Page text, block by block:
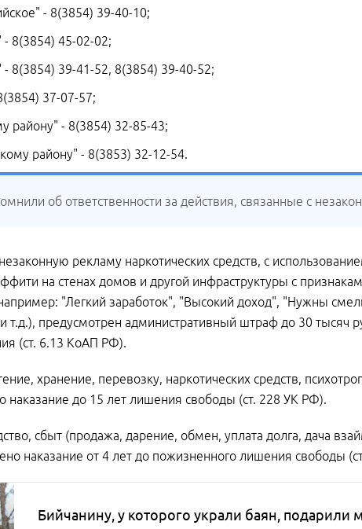
- 8(3854) 39-40-10;
8(3854) 45-02-02;
8(3854) 39-41-52, 8(3854) 39-40-52;
37-07-57;
району" - 8(3854) 32-85-43;
району" - 8(3853) 32-12-54.
об ответственности за действия, связанные с
рекламу наркотических средств, с
на стенах домов и другой инфраструктуры с
"Легкий заработок", "Высокий доход", "Нужны
предусмотрен административный штраф до 30 тысяч
(ст. 6.13 КоАП РФ).
хранение, перевозку, наркотических средств,
наказание до 15 лет лишения свободы (ст. 228 УК РФ).
сбыт (продажа, дарение, обмен, уплата долга, дача
наказание от 4 лет до пожизненного лишения свободы
Бийчанину, у которого украли баян, подарили